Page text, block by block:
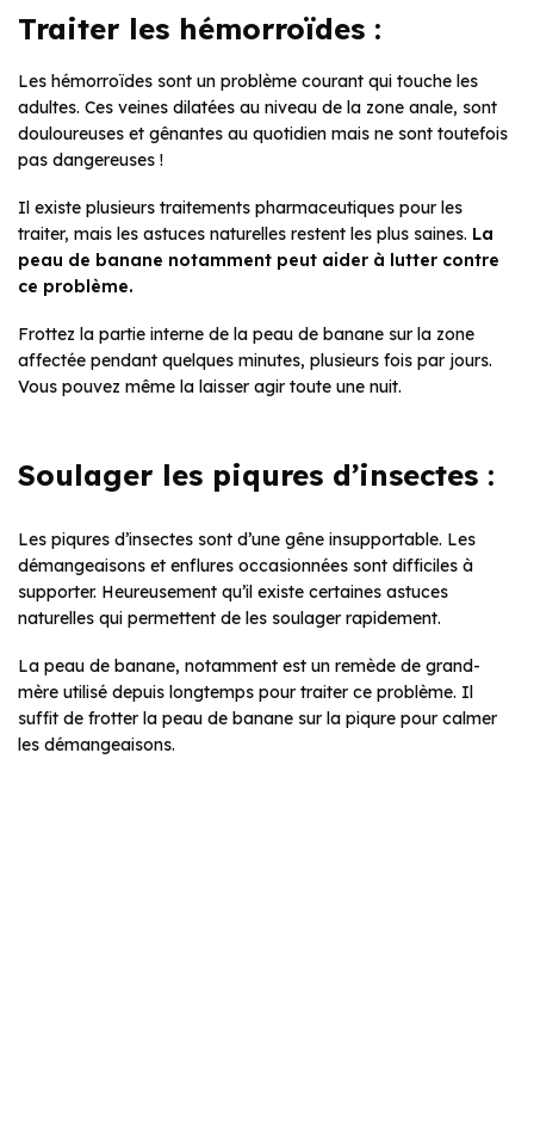
Traiter les hémorroïdes :
Les hémorroïdes sont un problème courant qui touche les
adultes. Ces veines dilatées au niveau de la zone anale, sont
douloureuses et gênantes au quotidien mais ne sont toutefois
pas dangereuses !
Il existe plusieurs traitements pharmaceutiques pour les
traiter, mais les astuces naturelles restent les plus saines. La
peau de banane notamment peut aider à lutter contre
ce problème.
Frottez la partie interne de la peau de banane sur la zone
affectée pendant quelques minutes, plusieurs fois par jours.
Vous pouvez même la laisser agir toute une nuit.
Soulager les piqures d’insectes :
Les piqures d’insectes sont d’une gêne insupportable. Les
démangeaisons et enflures occasionnées sont difficiles à
supporter. Heureusement qu’il existe certaines astuces
naturelles qui permettent de les soulager rapidement.
La peau de banane, notamment est un remède de grand-
mère utilisé depuis longtemps pour traiter ce problème. Il
suffit de frotter la peau de banane sur la piqure pour calmer
les démangeaisons.